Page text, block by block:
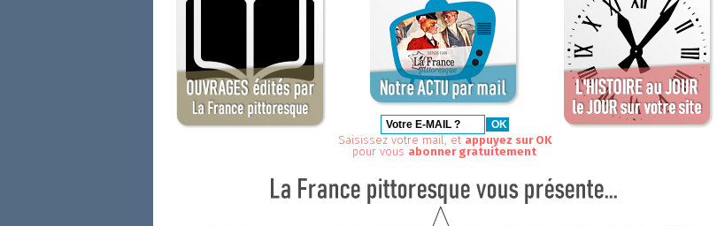
Saisissez votre mail, et appuyez sur OK
pour vous abonner gratuitement